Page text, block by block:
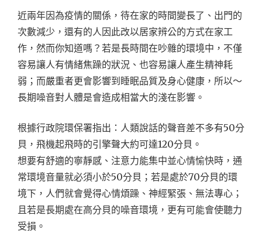
近兩年因為疫情的關係，待在家的時間變長了、出門的
次數減少，還有的人因此改以居家辨公的方式在家工
作，然而你知道嗎？若是長時間在吵雜的環境中，不僅
容易讓人有情緒焦躁的狀況、也容易讓人產生精神耗
弱；而嚴重者更會影響到睡眠品質及身心健康，所以～
長期噪音對人體是會造成相當大的淺在影響。
根據行政院環保署指出：人類說話的聲音差不多有50分
貝，飛機起飛時的引擎聲大約可達120分貝。
想要有舒適的寧靜感、注意力能集中並心情愉快時，通
常環境音量就必須小於50分貝；若是處於70分貝的環
境下，人們就會覺得心情煩躁、神經緊張、無法專心；
且若是長期處在高分貝的噪音環境，更有可能會使聽力
受損。